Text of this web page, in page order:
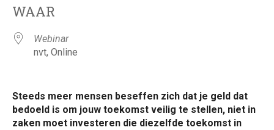
WAAR
Webinar
nvt, Online
Steeds meer mensen beseffen zich dat je geld dat
bedoeld is om jouw toekomst veilig te stellen, niet in
zaken moet investeren die diezelfde toekomst in